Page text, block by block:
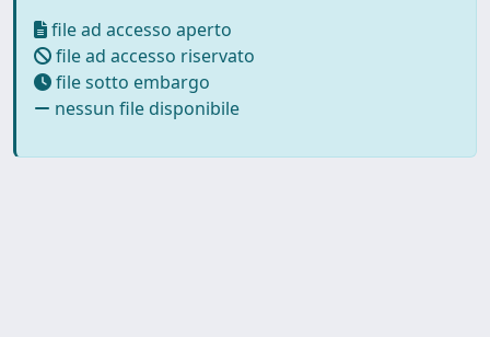
file ad accesso aperto
file ad accesso riservato
file sotto embargo
nessun file disponibile